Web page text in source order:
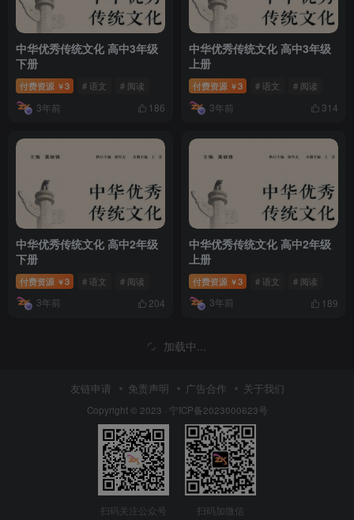
中华优秀传统文化 高中3年级
下册
付费资源 ￥3 # 语文 # 阅读
3年前 186
中华优秀传统文化 高中3年级
上册
付费资源 ￥3 # 语文 # 阅读
3年前 314
中华优秀传统文化 高中2年级
下册
付费资源 ￥3 # 语文 # 阅读
3年前 204
中华优秀传统文化 高中2年级
上册
付费资源 ￥3 # 语文 # 阅读
3年前 189
加载中...
友链申请 免责声明 广告合作 关于我们
Copyright © 2023 · 宁ICP备2023000623号
扫码关注公众号 扫码加微信